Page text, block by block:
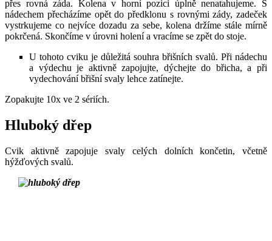
přes rovná záda. Kolena v horní pozici úplně nenatahujeme. S
nádechem přecházíme opět do předklonu s rovnými zády, zadeček
vystrkujeme co nejvíce dozadu za sebe, kolena držíme stále mírně
pokrčená. Skončíme v úrovni holení a vracíme se zpět do stoje.
U tohoto cviku je důležitá souhra břišních svalů. Při nádechu
a výdechu je aktivně zapojujte, dýchejte do břicha, a při
vydechování břišní svaly lehce zatínejte.
Zopakujte 10x ve 2 sériích.
Hluboký dřep
Cvik aktivně zapojuje svaly celých dolních končetin, včetně
hýžďových svalů.